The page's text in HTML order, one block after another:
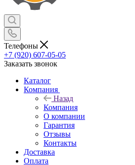
Телефоны
+7 (920) 607-05-05
Заказать звонок
Каталог
Компания
Назад
Компания
О компании
Гарантия
Отзывы
Контакты
Доставка
Оплата